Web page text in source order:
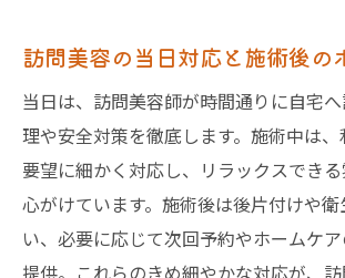
訪問美容の当日対応と施術後の
当日は、訪問美容師が時間通りに自宅
理や安全対策を徹底します。施術中は
要望に細かく対応し、リラックスでき
心がけています。施術後は後片付けや
い、必要に応じて次回予約やホームケ
提供。これらのきめ細やかな対応が、